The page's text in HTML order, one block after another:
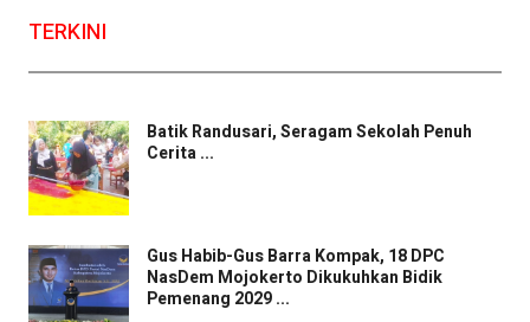
TERKINI
Batik Randusari, Seragam Sekolah Penuh
Cerita ...
Gus Habib-Gus Barra Kompak, 18 DPC
NasDem Mojokerto Dikukuhkan Bidik
Pemenang 2029 ...